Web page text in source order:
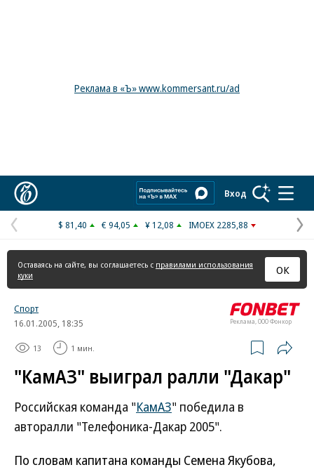
Реклама в «Ъ» www.kommersant.ru/ad
Вход
Предыдущая
страница
$ 81,40 € 94,05 ¥ 12,08 IMOEX 2285,88
Оставаясь на сайте, вы соглашаетесь с правилами использования
куки
ОК
Реклама, ООО Фонкор
Спорт
16.01.2005, 18:35
13 1 мин.
"КамАЗ" выиграл ралли "Дакар"
Российская команда "КамАЗ" победила в
авторалли "Телефоника-Дакар 2005".
По словам капитана команды Семена Якубова,